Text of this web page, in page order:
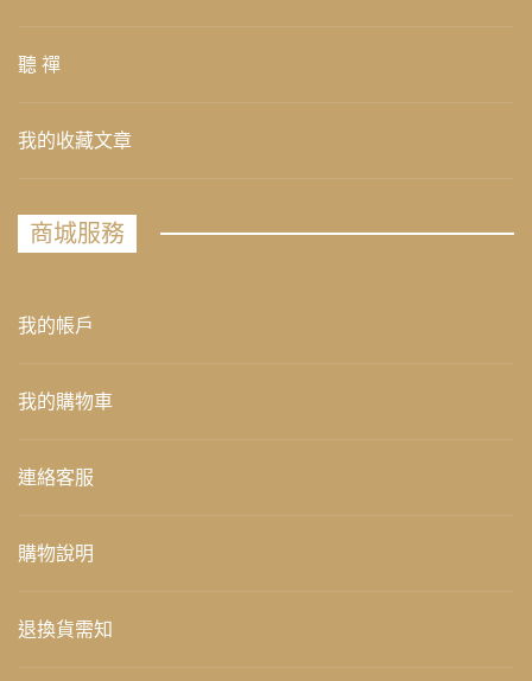
聽 禪
我的收藏文章
商城服務
我的帳戶
我的購物車
連絡客服
購物說明
退換貨需知